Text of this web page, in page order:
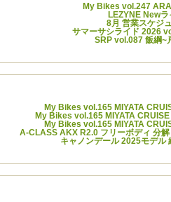
My Bikes vol.247
LEZYNE New
8月 営業スケジ
サマーサシライド 2026
SRP vol.087 飯綱~
My Bikes vol.165 MIYATA
My Bikes vol.165 MIYATA
My Bikes vol.165 MIYATA
A-CLASS AKX R2.0 フリーボディ 分
キャノンデール 2025モデル